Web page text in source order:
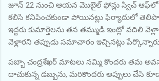
జూన్ 22 నుంచి ఆయన మొబైల్ ఫోన్లు స్విచ్
కలిసి కనిపించకుండా పోయినట్లు ఫిర్యాదులో
ఇద్దరు కుమార్తెలను తన తమ్ముడి ఇంట్లో వదిలి
వెళ్లారని తప్పుడు సమాచారం ఇచ్చినట్లు
పబ్బా చంద్రశేఖర్ మాటలు నమ్మి కొందరు తమ
దాచుకున్న డబ్బును, మరికొందరు అప్పులు చేసి